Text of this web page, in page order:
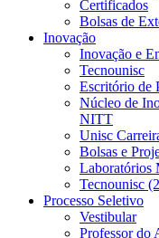
Certificados
Bolsas de
Inovação
Inovação e
Tecnounisc
Escritório de
Núcleo de
NITT
Unisc
Bolsas e
Laboratórios
Tecnounisc
Processo Seletivo
Vestibular
Professor do